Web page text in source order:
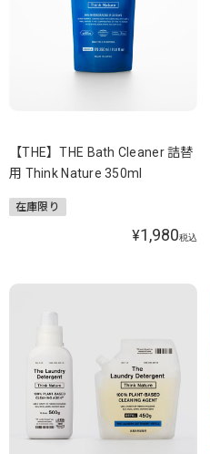
【THE】THE Bath Cleaner 詰替
用 Think Nature 350ml
在庫限り
¥1,980税込